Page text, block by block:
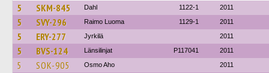
5 SKM-845 Dahl 1122-1 2011
5 SVY-296 Raimo Luoma 1129-1 2011
5 ERY-277 Jyrkilä 2011
5 BVS-124 Länsilinjat P117041 2011
5 SOK-905 Osmo Aho 2011